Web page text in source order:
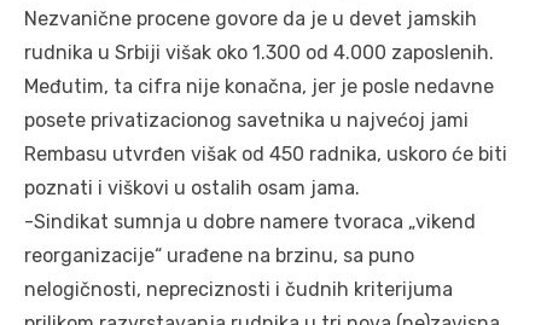
Nezvanične procene govore da je u devet jamskih
rudnika u Srbiji višak oko 1.300 od 4.000 zaposlenih.
Međutim, ta cifra nije konačna, jer je posle nedavne
posete privatizacionog savetnika u najvećoj jami
Rembasu utvrđen višak od 450 radnika, uskoro će biti
poznati i viškovi u ostalih osam jama.
-Sindikat sumnja u dobre namere tvoraca „vikend
reorganizacije“ urađene na brzinu, sa puno
nelogičnosti, nepreciznosti i čudnih kriterijuma